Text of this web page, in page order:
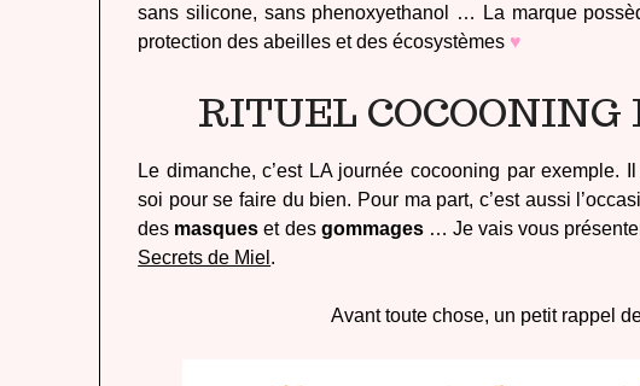
sans silicone, sans phenoxyethanol … La marque
protection des abeilles et des écosystèmes ♥
RITUEL
Le dimanche, c’est LA journée cocooning par exemple.
soi pour se faire du bien. Pour ma part, c’est aussi
des masques et des gommages… Je vais vous
Secrets de Miel .
Avant toute chose, un petit rappel